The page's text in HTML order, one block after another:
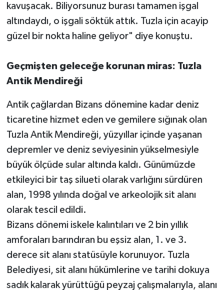
kavuşacak. Biliyorsunuz burası tamamen işgal
altındaydı, o işgali söktük attık. Tuzla için acayip
güzel bir nokta haline geliyor" diye konuştu.
Geçmişten geleceğe korunan miras: Tuzla
Antik Mendireği
Antik çağlardan Bizans dönemine kadar deniz
ticaretine hizmet eden ve gemilere sığınak olan
Tuzla Antik Mendireği, yüzyıllar içinde yaşanan
depremler ve deniz seviyesinin yükselmesiyle
büyük ölçüde sular altında kaldı. Günümüzde
etkileyici bir taş silueti olarak varlığını sürdüren
alan, 1998 yılında doğal ve arkeolojik sit alanı
olarak tescil edildi.
Bizans dönemi iskele kalıntıları ve 2 bin yıllık
amforaları barındıran bu eşsiz alan, 1. ve 3.
derece sit alanı statüsüyle korunuyor. Tuzla
Belediyesi, sit alanı hükümlerine ve tarihi dokuya
sadık kalarak yürüttüğü peyzaj çalışmalarıyla, alanı